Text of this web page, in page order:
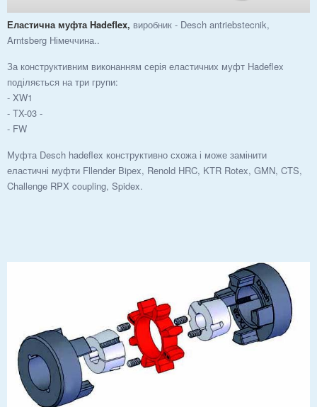
Еластична муфта Hadeflex, виробник - Desch antriebstecnik,
Arntsberg Німеччина..
За конструктивним виконанням серія еластичних муфт Hadeflex
поділяється на три групи:
- XW1
- TX-03 -
- FW
Муфта Desch hadeflex конструктивно схожа і може замінити
еластичні муфти Fllender Bipex, Renold HRC, KTR Rotex, GMN, CTS,
Challenge RPX coupling, Spidex.